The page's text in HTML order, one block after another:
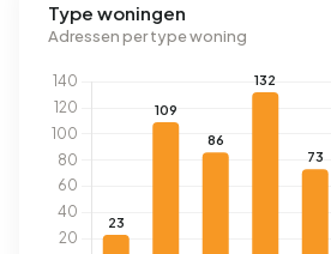
Type woningen
Adressen per type woning